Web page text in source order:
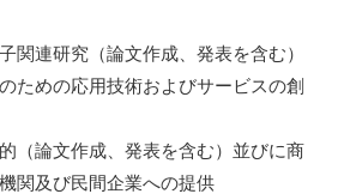
連研究（論文作成、発表を含む）
ための応用技術およびサービスの創
論文作成、発表を含む）並びに商
関及び民間企業への提供